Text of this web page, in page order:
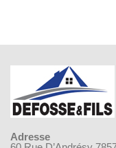
Adresse